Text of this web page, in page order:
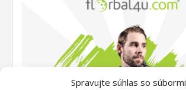
Spravujte súhlas so súbormi